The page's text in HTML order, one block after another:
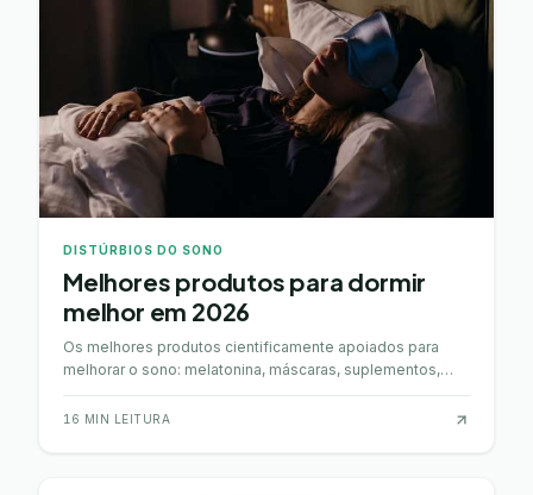
DISTÚRBIOS DO SONO
Melhores produtos para dormir
melhor em 2026
Os melhores produtos cientificamente apoiados para
melhorar o sono: melatonina, máscaras, suplementos,
ruído branco e mais. Comparativo Portugal 2026.
16 MIN LEITURA